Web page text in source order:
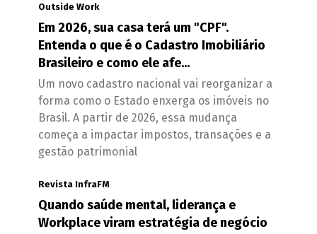
Outside Work
Em 2026, sua casa terá um "CPF".
Entenda o que é o Cadastro Imobiliário
Brasileiro e como ele afe...
Um novo cadastro nacional vai reorganizar a
forma como o Estado enxerga os imóveis no
Brasil. A partir de 2026, essa mudança
começa a impactar impostos, transações e a
gestão patrimonial
Revista InfraFM
Quando saúde mental, liderança e
Workplace viram estratégia de negócio